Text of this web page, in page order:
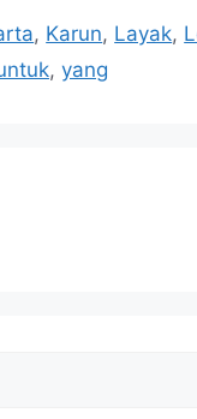
, Karun, Layak,
, yang